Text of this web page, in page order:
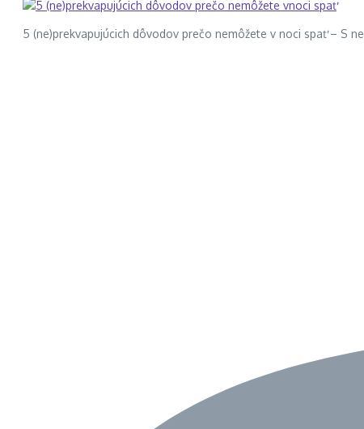
5 (ne)prekvapujúcich dôvodov prečo nemôžete v noci spať – S